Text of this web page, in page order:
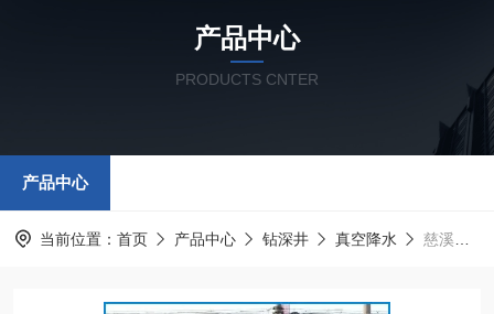
产品中心
PRODUCTS CNTER
产品中心
当前位置： 首页 产品中心 钻深井 真空降水 慈溪钻大小深井-慈溪波纹管降水